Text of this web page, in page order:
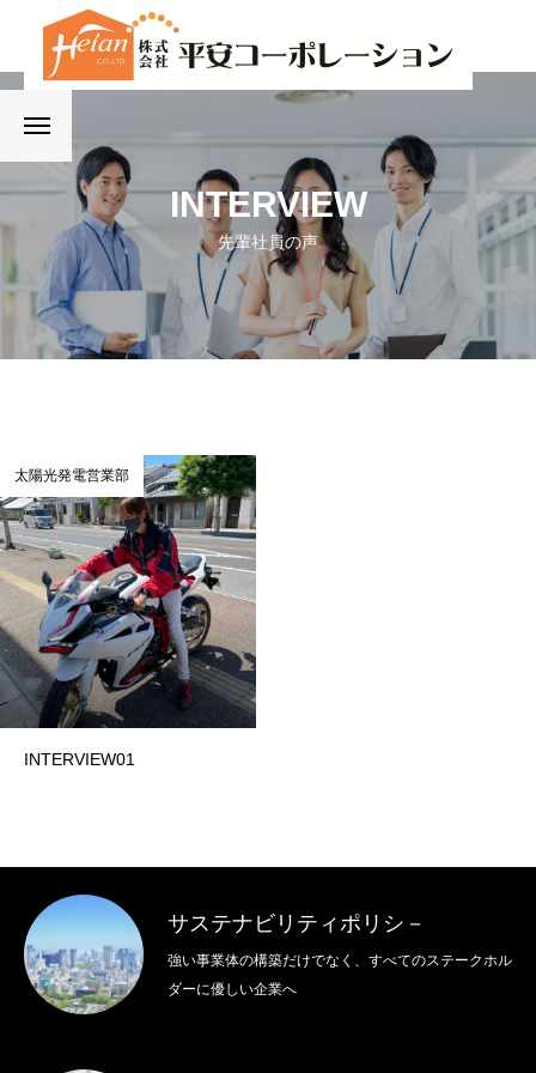
メッセージ
サステナビリティポリシー
株式会社平安コーポレーションサイト プライバシーポリシー お問い
INTERVIEW
先輩社員の声
太陽光発電営業部
INTERVIEW01
サステナビリティポリシ－
強い事業体の構築だけでなく、すべてのステークホル
ダーに優しい企業へ